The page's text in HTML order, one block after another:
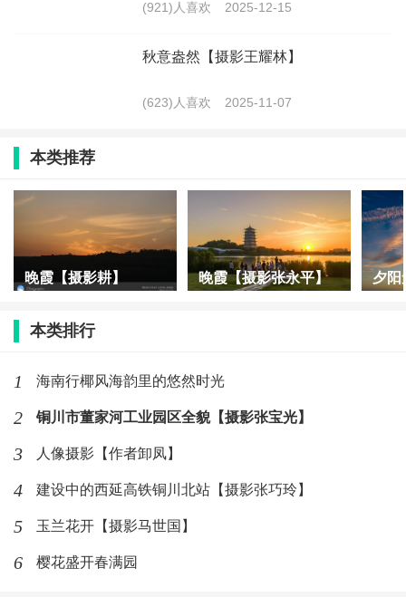
(921)人喜欢 2025-12-15
秋意盎然【摄影王耀林】
(623)人喜欢 2025-11-07
本类推荐
晚霞【摄影耕】 晚霞【摄影张永平】
本类排行
1 海南行椰风海韵里的悠然时光
2 铜川市董家河工业园区全貌【摄影张宝光】
3 人像摄影【作者卸凤】
4 建设中的西延高铁铜川北站【摄影张巧玲】
5 玉兰花开【摄影马世国】
6 樱花盛开春满园